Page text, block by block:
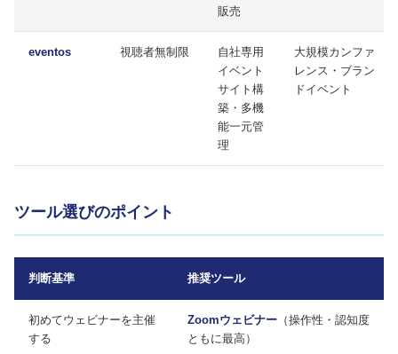
販売
eventos 視聴者無制限
自社専用
イベント
サイト構
築・多機
能一元管
理
大規模カンファ
レンス・ブラン
ドイベント
ツール選びのポイント
判断基準 推奨ツール
初めてウェビナーを主催
する
Zoomウェビナー （操作性・認知度
ともに最高）